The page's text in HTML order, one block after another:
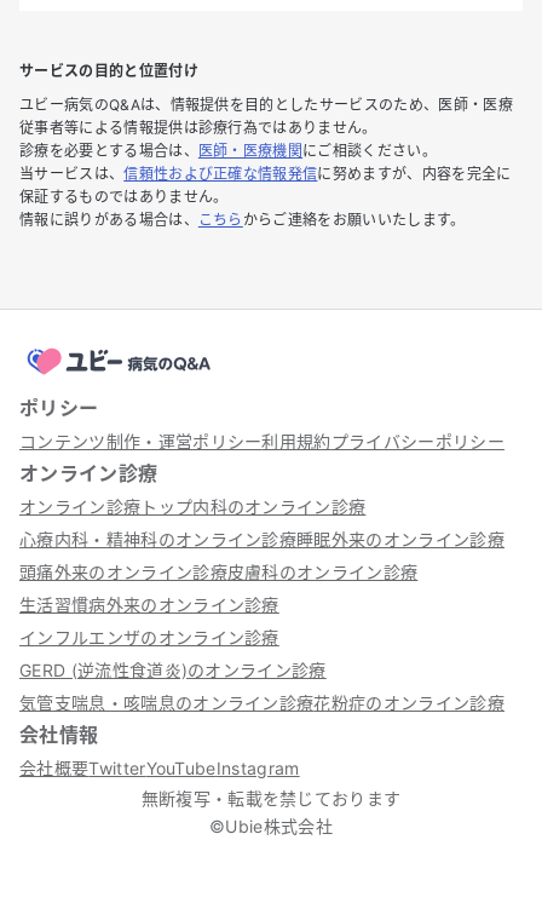
サービスの目的と位置付け
ユビー病気のQ&Aは、情報提供を目的としたサービスのため、医師・医療
従事者等による情報提供は診療行為ではありません。
診療を必要とする場合は、
医師・医療機関 にご相談ください。
当サービスは、信頼性および正確な情報発信に努めますが、内容を完全に
保証するものではありません。
情報に誤りがある場合は、
こちら からご連絡をお願いいたします。
ポリシー
コンテンツ制作・運営ポリシー利用規約プライバシーポリシー
オンライン診療
オンライン診療トップ内科のオンライン診療
心療内科・精神科のオンライン診療睡眠外来のオンライン診療
頭痛外来のオンライン診療皮膚科のオンライン診療
生活習慣病外来のオンライン診療
インフルエンザのオンライン診療
GERD (逆流性食道炎)のオンライン診療
気管支喘息・咳喘息のオンライン診療花粉症のオンライン診療
会社情報
会社概要TwitterYouTubeInstagram
無断複写・転載を禁じております
©Ubie株式会社